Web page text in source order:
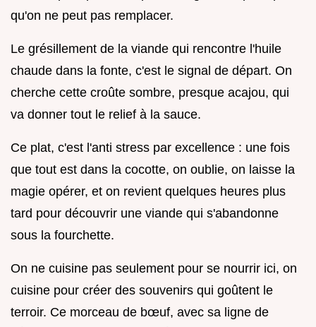
qu'on ne peut pas remplacer.
Le grésillement de la viande qui rencontre l'huile
chaude dans la fonte, c'est le signal de départ. On
cherche cette croûte sombre, presque acajou, qui
va donner tout le relief à la sauce.
Ce plat, c'est l'anti stress par excellence : une fois
que tout est dans la cocotte, on oublie, on laisse la
magie opérer, et on revient quelques heures plus
tard pour découvrir une viande qui s'abandonne
sous la fourchette.
On ne cuisine pas seulement pour se nourrir ici, on
cuisine pour créer des souvenirs qui goûtent le
terroir. Ce morceau de bœuf, avec sa ligne de